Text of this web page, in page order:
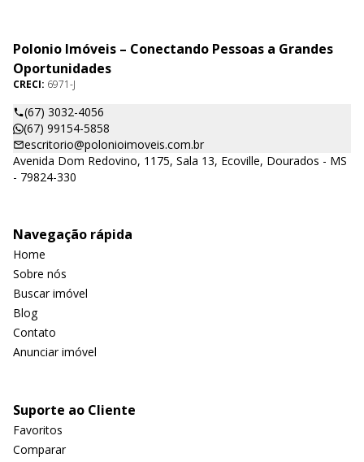
Polonio Imóveis – Conectando Pessoas a Grandes
Oportunidades
CRECI: 6971-J
(67) 3032-4056
(67) 99154-5858
escritorio@polonioimoveis.com.br
Avenida Dom Redovino, 1175, Sala 13, Ecoville, Dourados - MS
- 79824-330
Navegação rápida
Home
Sobre nós
Buscar imóvel
Blog
Contato
Anunciar imóvel
Suporte ao Cliente
Favoritos
Comparar